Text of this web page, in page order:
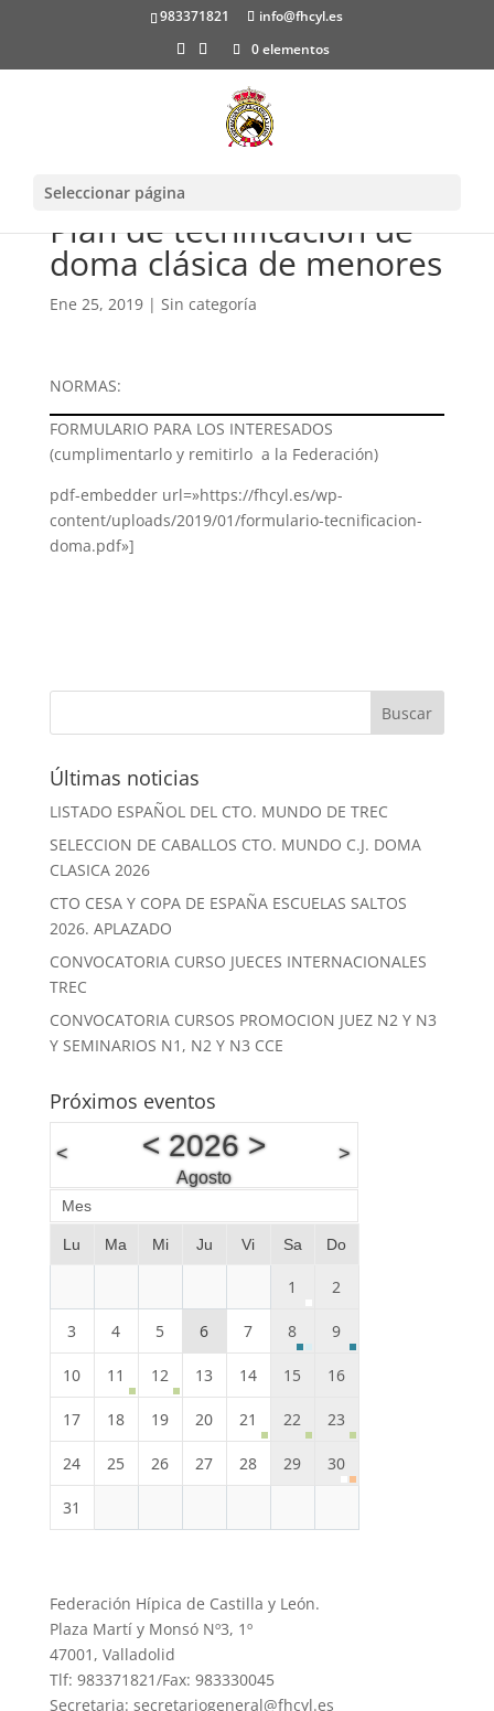
983371821
info@fhcyl.es
0 elementos
Seleccionar página
Plan de tecnificación de
doma clásica de menores
Ene 25, 2019| Sin categoría
NORMAS:
FORMULARIO PARA LOS INTERESADOS
(cumplimentarlo y remitirlo a la Federación)
pdf-embedder url=»https://fhcyl.es/wp-
content/uploads/2019/01/formulario-tecnificacion-
doma.pdf»]
Últimas noticias
LISTADO ESPAÑOL DEL CTO. MUNDO DE TREC
SELECCION DE CABALLOS CTO. MUNDO C.J. DOMA
CLASICA 2026
CTO CESA Y COPA DE ESPAÑA ESCUELAS SALTOS
2026. APLAZADO
CONVOCATORIA CURSO JUECES INTERNACIONALES
TREC
CONVOCATORIA CURSOS PROMOCION JUEZ N2 Y N3
Y SEMINARIOS N1, N2 Y N3 CCE
Próximos eventos
< < 2026>
Agosto
>
Mes
Lu Ma Mi Ju Vi Sa Do
1 2
3 4 5 6 7 8 9
10 11 12 13 14 15 16
17 18 19 20 21 22 23
24 25 26 27 28 29 30
31
Federación Hípica de Castilla y León.
Plaza Martí y Monsó Nº3, 1º
47001, Valladolid
Tlf: 983371821/Fax: 983330045
Secretaria: secretariogeneral@fhcyl.es